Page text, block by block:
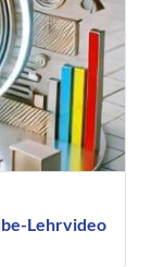
Lehrvideo